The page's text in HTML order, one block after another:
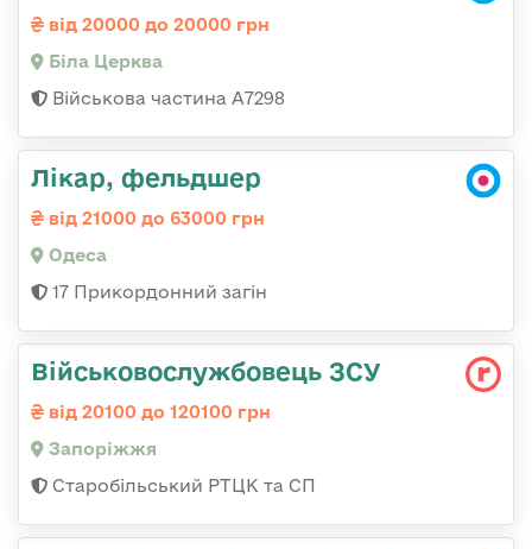
від 20000 до 20000 грн
Біла Церква
Військова частина А7298
Лікар, фельдшер
від 21000 до 63000 грн
Одеса
17 Прикордонний загін
Військовослужбовець ЗСУ
від 20100 до 120100 грн
Запоріжжя
Старобільський РТЦК та СП